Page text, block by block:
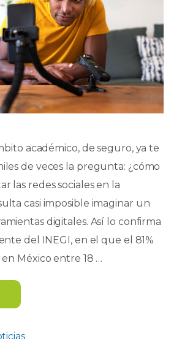
académico, de seguro, ya te
de veces la pregunta: ¿cómo
las redes sociales en la
casi imposible imaginar un
digitales. Así lo confirma
del INEGI, en el que el 81%
México entre 18 …